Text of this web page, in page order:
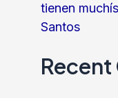
tienen
Santos